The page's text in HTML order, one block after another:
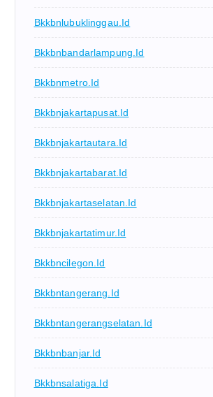
Bkkbnlubuklinggau.id
Bkkbnbandarlampung.id
Bkkbnmetro.id
Bkkbnjakartapusat.id
Bkkbnjakartautara.id
Bkkbnjakartabarat.id
Bkkbnjakartaselatan.id
Bkkbnjakartatimur.id
Bkkbncilegon.id
Bkkbntangerang.id
Bkkbntangerangselatan.id
Bkkbnbanjar.id
Bkkbnsalatiga.id